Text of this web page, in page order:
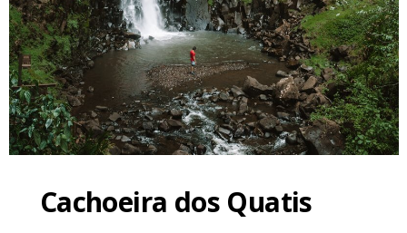
Cachoeira dos Quatis